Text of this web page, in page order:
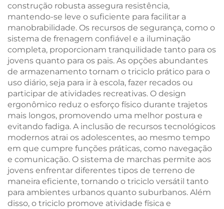
construção robusta assegura resistência,
mantendo-se leve o suficiente para facilitar a
manobrabilidade. Os recursos de segurança, como o
sistema de frenagem confiável e a iluminação
completa, proporcionam tranquilidade tanto para os
jovens quanto para os pais. As opções abundantes
de armazenamento tornam o triciclo prático para o
uso diário, seja para ir à escola, fazer recados ou
participar de atividades recreativas. O design
ergonômico reduz o esforço físico durante trajetos
mais longos, promovendo uma melhor postura e
evitando fadiga. A inclusão de recursos tecnológicos
modernos atrai os adolescentes, ao mesmo tempo
em que cumpre funções práticas, como navegação
e comunicação. O sistema de marchas permite aos
jovens enfrentar diferentes tipos de terreno de
maneira eficiente, tornando o triciclo versátil tanto
para ambientes urbanos quanto suburbanos. Além
disso, o triciclo promove atividade física e